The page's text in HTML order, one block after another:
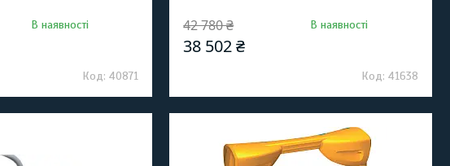
В наявності
40871
42 780 ₴
38 502 ₴
В наявності
41638